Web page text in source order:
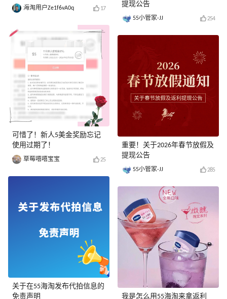
海淘用户Ze1f6vA0q 17
可惜了！新人5美金奖励忘记
使用过期了！
草莓嘻嘻宝宝 25
关于在55海淘发布代拍信息的
免责声明
提现公告
55小管家-JJ 254
重要！关于2026年春节放假及
提现公告
55小管家-JJ 285
我是怎么用55海淘来拿返利